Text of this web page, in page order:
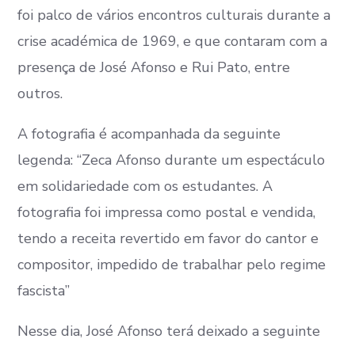
foi palco de vários encontros culturais durante a
crise académica de 1969, e que contaram com a
presença de José Afonso e Rui Pato, entre
outros.
A fotografia é acompanhada da seguinte
legenda: “Zeca Afonso durante um espectáculo
em solidariedade com os estudantes. A
fotografia foi impressa como postal e vendida,
tendo a receita revertido em favor do cantor e
compositor, impedido de trabalhar pelo regime
fascista”
Nesse dia, José Afonso terá deixado a seguinte